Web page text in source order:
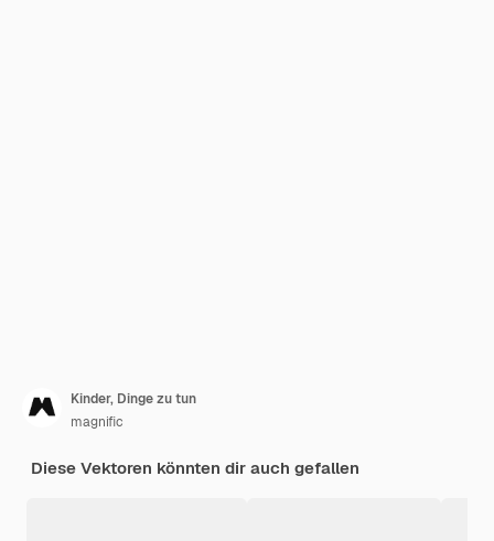
Kinder, Dinge zu tun
magnific
Diese Vektoren könnten dir auch gefallen